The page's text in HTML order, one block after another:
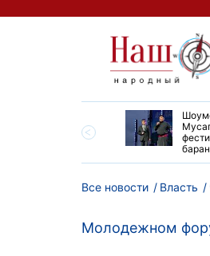
свой высокий
на конгрессе в
Все новости Власть
Молодежном